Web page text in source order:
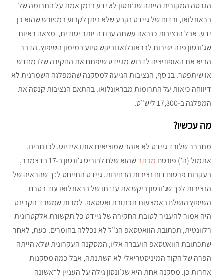
הגרסה המקורית הייתה שג’ונסון לא ידע בזמן אמת על התרומה של
בראונלואו, ובדוח של גיידט נקבע שלא ניתן לקבוע במפורש שהוא כן
ידע. אבל הנציבות כנראה עשתה עבודה יותר יסודית, ומצאה ראיות
שג’ונסון פנה ישירות לבראונלואו וביקש סיוע במימון השיפוץ. הדבר
הביא את האופוזיציה לדרוש מגיידט שיפתח את החקירה שלו מחדש
או שיתפטר. בנוסף, הנציבות הגיעה למסקנה שהמפלגה השמרנית לא
דיווחה כיאות על התרומות מבראונלואו. בהתאם הנציבות קנסה את
המפלגה ב-17,800 ליש”ט.
מה עכשיו?
מתברר שלורד גיידט לא אוהב שמוציאים אותו אידיוט. לכו תבינו.
אתמול (ה’) פורסם מכתב
שהוא שלח לבוריס ג’ונסון ב-17 בדצמבר,
בעקבות פרסום דוח נציבות הבחירות. גיידט התייחס לכך שהראיה של
הנציבות לכך שג’ונסון ביקש את עזרתו של בראונלואו עוד בטרם
השיפוץ הושלם באמצעות תכתובת ואטסאפ. למרות שמשרד הקבינט
היה אמור להעביר לטובת החקירה של גיידט כל תקשורת אלקטרונית
רלוונטית, תכתובת הוואטסאפ הנ”ל לא נכללה בחומרים. כעת, לאחר
שתכתובת הוואטסאפ הועברה אליו, המסקנה העקרונית שלא הייתה
הפרה של הקוד המיניסטריאלי לא השתנתה, אבל כמה מסקנות
אחרות כן. מסקנה אחת היא שג’ונסון גילה על העניין לראשונה